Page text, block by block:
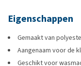
Eigenschappen
Gemaakt van
Aangenaam voor de
Geschikt voor